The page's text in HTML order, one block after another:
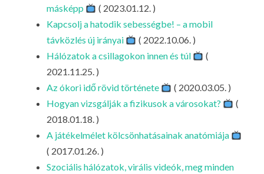
másképp
( 2023.01.12. )
Kapcsolj a hatodik sebességbe! – a mobil
távközlés új irányai
( 2022.10.06. )
Hálózatok a csillagokon innen és túl
(
2021.11.25. )
Az ókori idő rövid története
( 2020.03.05. )
Hogyan vizsgálják a fizikusok a városokat?
(
2018.01.18. )
A játékelmélet kölcsönhatásainak anatómiája
( 2017.01.26. )
Szociális hálózatok, virális videók, meg minden